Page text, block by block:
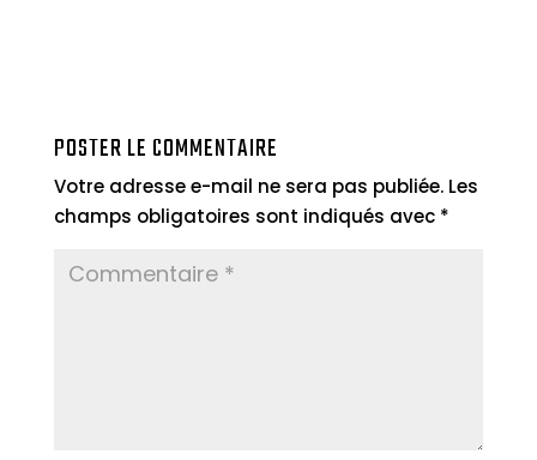
POSTER LE COMMENTAIRE
Votre adresse e-mail ne sera pas publiée. Les
champs obligatoires sont indiqués avec *